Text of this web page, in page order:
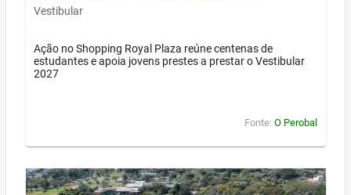
Vestibular
Ação no Shopping Royal Plaza reúne centenas de
estudantes e apoia jovens prestes a prestar o Vestibular
2027
Fonte: O Perobal